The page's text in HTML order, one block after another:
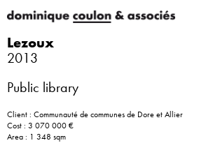
Lezoux
2013
Public library
Client : Communauté de communes de Dore et Allier
Cost : 3 070 000 €
Area : 1 348 sqm